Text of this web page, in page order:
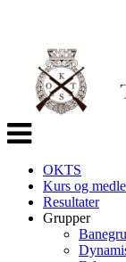
Veksle
navigasjon
OKTS
Kurs og
Resultater
Grupper